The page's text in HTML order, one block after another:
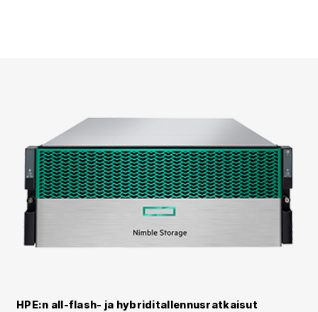
HPE:n all-flash- ja hybriditallennusratkaisut